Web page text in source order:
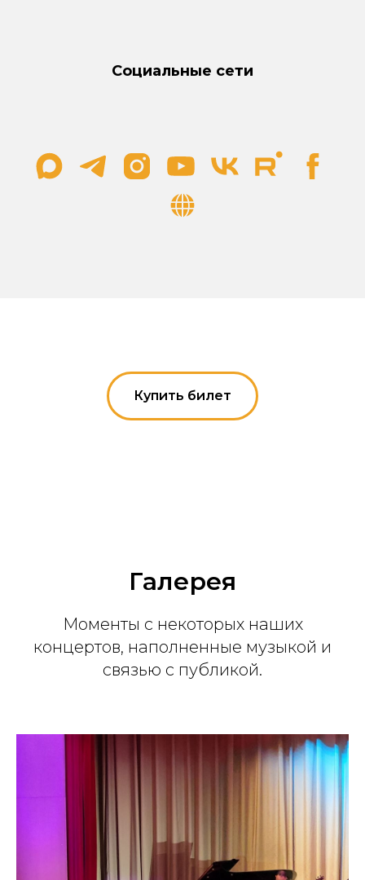
Социальные сети
Купить билет
Галерея
Моменты с некоторых наших
концертов, наполненные музыкой и
связью с публикой.